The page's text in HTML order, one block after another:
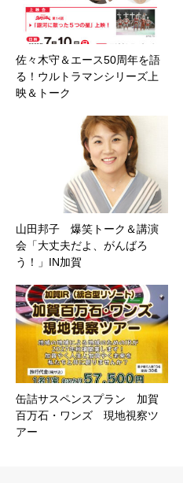
佐々木守＆エース50周年を語
る！ウルトラマンシリーズ上
映＆トーク
山田邦子 爆笑トーク＆講演
会「大丈夫だよ、がんばろ
う！」IN加賀
缶詰サスペンスプラン 加賀
百万石・ワンズ 現地視察ツ
アー